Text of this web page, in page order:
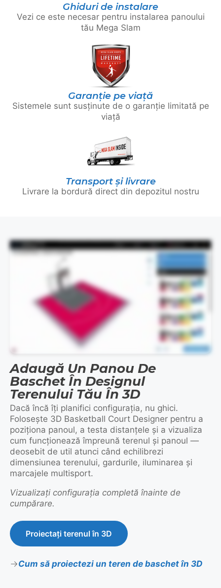
Ghiduri de instalare
Vezi ce este necesar pentru instalarea panoului
tău Mega Slam
Garanție pe viață
Sistemele sunt susținute de o garanție limitată pe
viață
Transport și livrare
Livrare la bordură direct din depozitul nostru
This video demonstrates the design process visually and does not contain spoken audio.
Adaugă Un Panou De
Baschet În Designul
Terenului Tău În 3D
Dacă încă îți planifici configurația, nu ghici.
Folosește 3D Basketball Court Designer pentru a
poziționa panoul, a testa distanțele și a vizualiza
cum funcționează împreună terenul și panoul —
deosebit de util atunci când echilibrezi
dimensiunea terenului, gardurile, iluminarea și
marcajele multisport.
Vizualizați configurația completă înainte de
cumpărare.
Proiectați terenul în 3D
Cum să proiectezi un teren de baschet în 3D